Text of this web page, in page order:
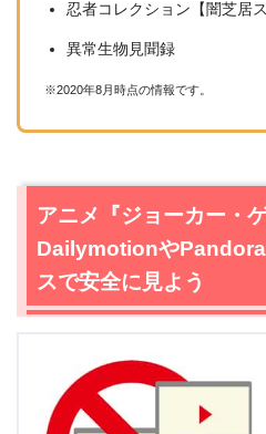
忍者コレクション【闇芝居
異常生物見聞録
※2020年8月時点の情報です。
アニメ『ジョーカー・
Dailymotionや
スで安全に見よう